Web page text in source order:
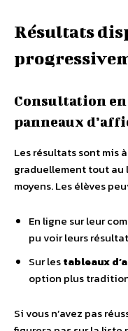
Résultats
Consultation
panneaux
Les résultats sont mis
graduellement tout
moyens. Les élèves
En ligne sur leur
pu voir leurs
Sur lestableaux
option plus
Si vous n’avez pas